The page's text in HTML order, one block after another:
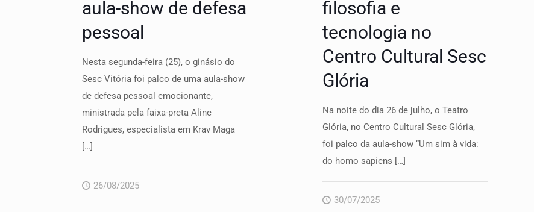
aula-show de defesa
pessoal
Nesta segunda-feira (25), o ginásio do
Sesc Vitória foi palco de uma aula-show
de defesa pessoal emocionante,
ministrada pela faixa-preta Aline
Rodrigues, especialista em Krav Maga
[…]
26/08/2025
filosofia e
tecnologia no
Centro Cultural Sesc
Glória
Na noite do dia 26 de julho, o Teatro
Glória, no Centro Cultural Sesc Glória,
foi palco da aula-show “Um sim à vida:
do homo sapiens […]
30/07/2025